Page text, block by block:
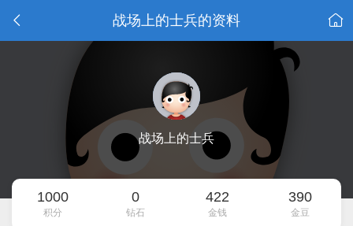
战场上的士兵的资料
战场上的士兵
1000
积分
0
钻石
422
金钱
390
金豆